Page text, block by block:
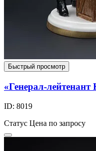
Быстрый просмотр
«Генерал-
ID: 8019
Статус Цена по запросу